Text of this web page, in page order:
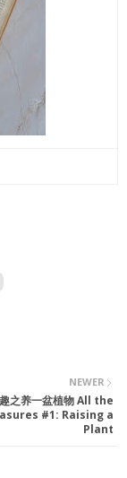
NEWER
之养一盆植物 All the
#1: Raising a
Plant